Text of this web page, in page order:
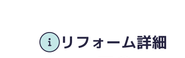
リフォーム詳細